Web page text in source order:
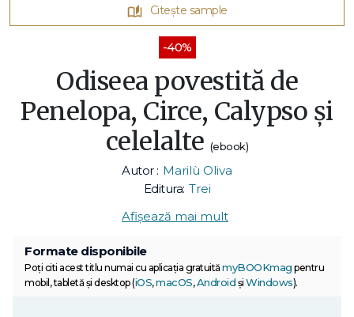
Citește sample
-40%
Odiseea povestită de
Penelopa, Circe, Calypso și
celelalte (ebook)
Autor : Marilù Oliva
Editura: Trei
Afișează mai mult
Formate disponibile
Poți citi acest titlu numai cu aplicația gratuitămyBOOKmag pentru
mobil, tabletă și desktop (iOS,macOS,Android și Windows).